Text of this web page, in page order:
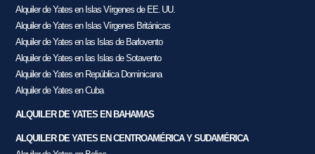
Alquiler de Yates en Islas Vírgenes de EE. UU.
Alquiler de Yates en Islas Vírgenes Británicas
Alquiler de Yates en las Islas de Barlovento
Alquiler de Yates en las Islas de Sotavento
Alquiler de Yates en República Dominicana
Alquiler de Yates en Cuba
ALQUILER DE YATES EN BAHAMAS
ALQUILER DE YATES EN CENTROAMÉRICA Y SUDAMÉRICA